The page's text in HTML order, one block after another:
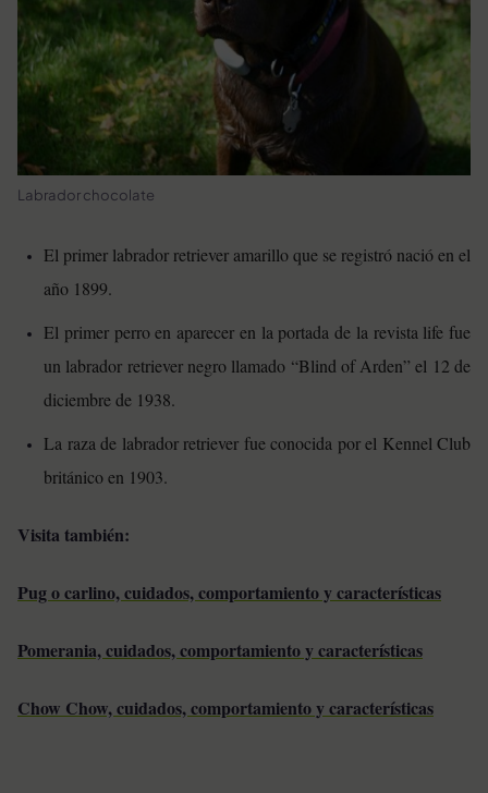
Labrador chocolate
El primer labrador retriever amarillo que se registró nació en el
año 1899.
El primer perro en aparecer en la portada de la revista life fue
un labrador retriever negro llamado “Blind of Arden” el 12 de
diciembre de 1938.
La raza de labrador retriever fue conocida por el Kennel Club
británico en 1903.
Visita también:
Pug o carlino, cuidados, comportamiento y características
Pomerania, cuidados, comportamiento y características
Chow Chow, cuidados, comportamiento y características